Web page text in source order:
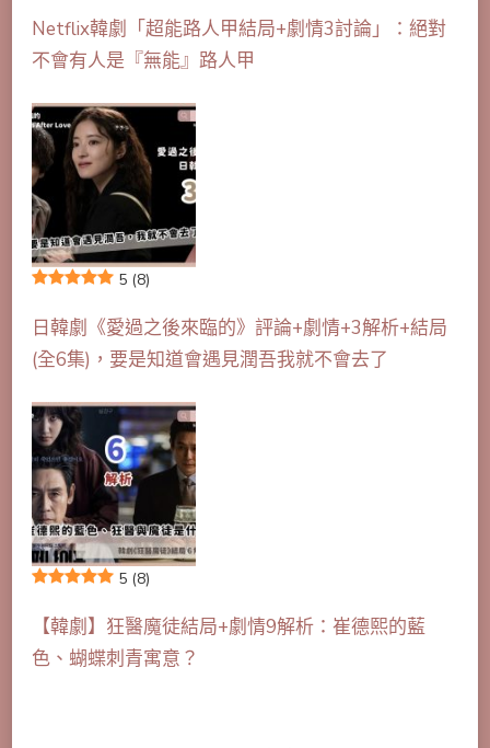
Netflix韓劇「超能路人甲結局+劇情3討論」：絕對
不會有人是『無能』路人甲
5 (8)
日韓劇《愛過之後來臨的》評論+劇情+3解析+結局
(全6集)，要是知道會遇見潤吾我就不會去了
5 (8)
【韓劇】狂醫魔徒結局+劇情9解析：崔德熙的藍
色、蝴蝶刺青寓意？